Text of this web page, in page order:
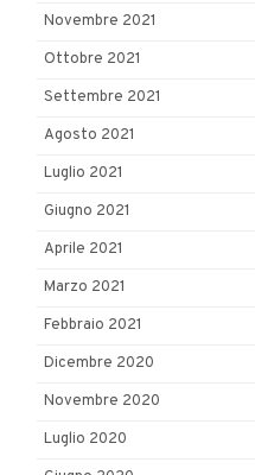
Novembre 2021
Ottobre 2021
Settembre 2021
Agosto 2021
Luglio 2021
Giugno 2021
Aprile 2021
Marzo 2021
Febbraio 2021
Dicembre 2020
Novembre 2020
Luglio 2020